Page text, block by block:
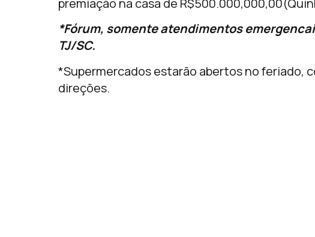
premiação na casa de
*Fórum, somente atendimentos
TJ/SC.
*Supermercados estarão abertos no feriado,
direções.